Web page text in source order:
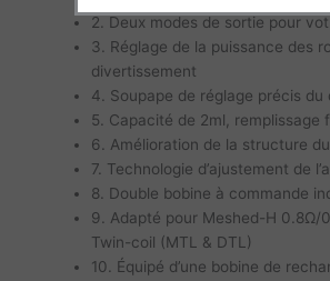
2. Deux modes de sortie pour
3. Réglage de la puissance des
divertissement
4. Soupape de réglage précis du
5. Capacité de 2ml, remplissage
6. Amélioration de la structure
7. Technologie d’ajustement de
8. Double bobine à commande
9. Adapté pour Meshed-H 0.8Ω/
Twin-coil (MTL & DTL)
10. Équipé d’une bobine de